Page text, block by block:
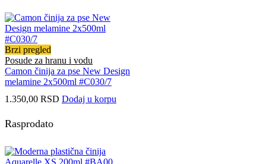
Brzi pregled
Posude za hranu i vodu
Camon činija za pse New Design
melamine 2x500ml #C030/7
1.350,00 RSD Dodaj u korpu
Rasprodato